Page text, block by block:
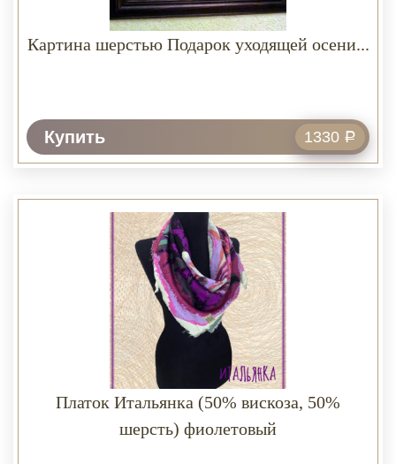
Картина шерстью Подарок уходящей осени...
Купить 1330 Р
Платок Итальянка (50% вискоза, 50%
шерсть) фиолетовый